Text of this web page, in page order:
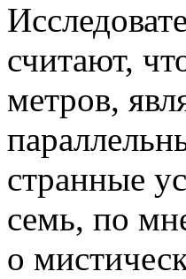
считают,
метров,
странные
семь, по
о